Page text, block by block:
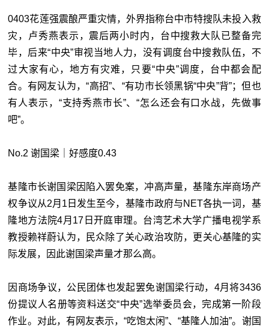
0403花莲强震酿严重灾情，外界指称台中市特搜队未投入救
灾，卢秀燕表示，震后两小时内，台中搜救大队已整备完
毕，后来“中央”审视当地人力，没有调度台中搜救队伍，不
过大家有心，地方有灾难，只要“中央”调度，台中都会配
合。有网友认为，“高招”、“有功市长领黑锅“中央”背”；但也
有人表示，“支持秀燕市长”、“怎么还会有口水战，先做事
吧”。
No.2 谢国梁｜好感度0.43
基隆市长谢国梁因陷入罢免案，冲高声量，基隆东岸商场产
权争议从2月1日发生至今，基隆市政府与NET各执一词，基
隆地方法院4月17日开庭审理。台湾艺术大学广播电视学系
教授赖祥蔚认为，民众除了关心政治攻防，更关心基隆的实
际发展，因此谢国梁声量才那么高。
因商场争议，公民团体也发起罢免谢国梁行动，4月将3436
份提议人名册等资料送交“中央”选举委员会，完成第一阶段
作业。对此，有网友表示，“吃饱太闲”、“基隆人加油”。谢国